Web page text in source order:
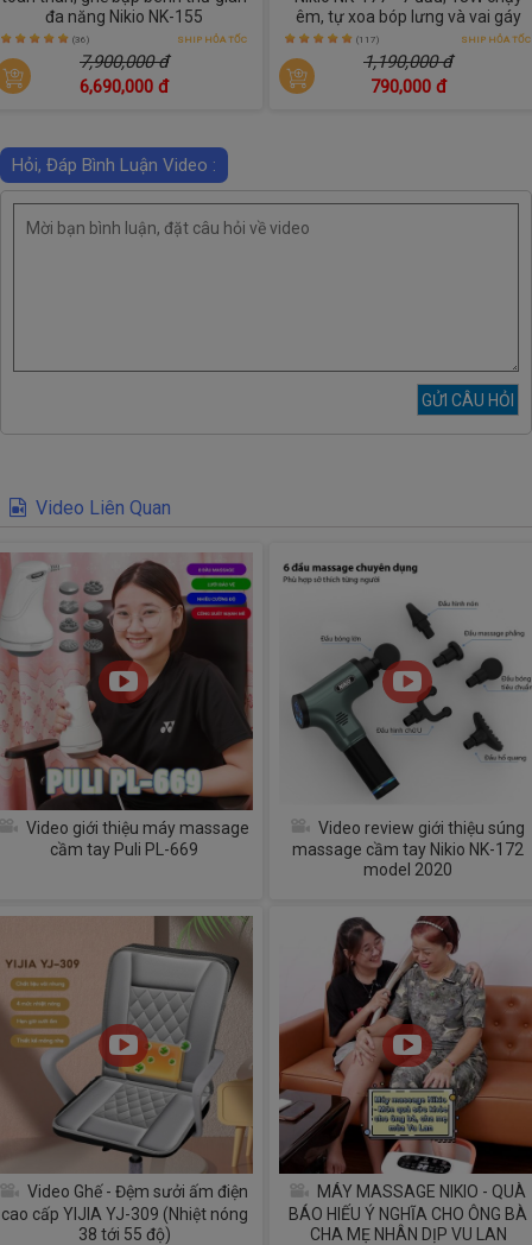
đa năng Nikio NK-155
(36) SHIP HỎA TỐC
7,900,000 đ
6,690,000 đ
êm, tự xoa bóp lưng và vai gáy
(117) SHIP HỎA TỐC
1,190,000 đ
790,000 đ
Hỏi, Đáp Bình Luận Video :
Video Liên Quan
Video giới thiệu máy massage
cầm tay Puli PL-669
Video review giới thiệu súng
massage cầm tay Nikio NK-172
model 2020
Video Ghế - Đệm sưởi ấm điện
cao cấp YIJIA YJ-309 (Nhiệt nóng
38 tới 55 độ)
MÁY MASSAGE NIKIO - QUÀ
BÁO HIẾU Ý NGHĨA CHO ÔNG BÀ
CHA MẸ NHÂN DỊP VU LAN